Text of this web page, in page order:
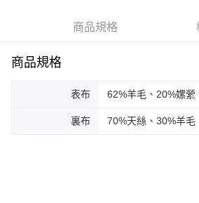
購買商品的店家。未經商家同意取消之訂單仍視
是否繳費成功／繳費後需取消欲退款等相關疑問
易，需依本服務之必要範圍內提供個人資料，並
商品規格
商品規格
表布 62%羊毛、20%嫘縈
裏布 70%天絲、30%羊毛